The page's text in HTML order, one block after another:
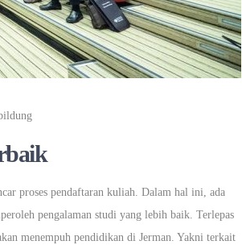
proses pendaftaran kuliah. Dalam hal ini, ada
pengalaman studi yang lebih baik. Terlepas
menempuh pendidikan di Jerman. Yakni terkait